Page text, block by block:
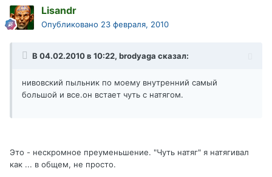
Lisandr
Опубликовано 23 февраля, 2010
В 04.02.2010 в 10:22, brodyaga сказал:
нивовский пыльник по моему внутренний самый
большой и все.он встает чуть с натягом.
Это - нескромное преуменьшение. "Чуть натяг" я натягивал
как ... в общем, не просто.